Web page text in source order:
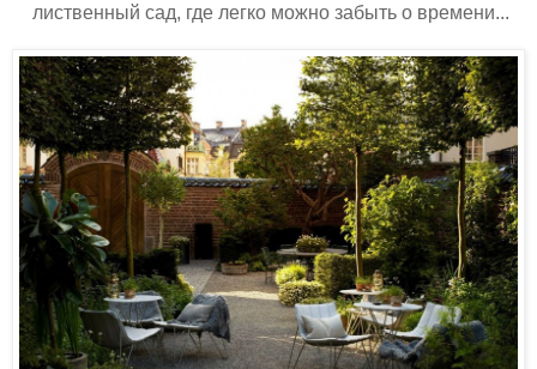
лиственный сад, где легко можно забыть о времени...